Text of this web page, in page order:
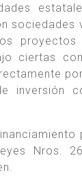
ciertas
inversión
Nros.